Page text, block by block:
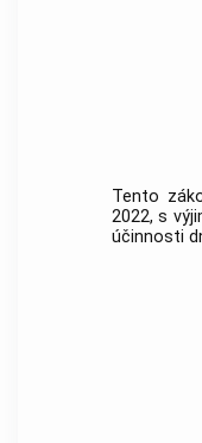
Tento
2022, s
účinnosti